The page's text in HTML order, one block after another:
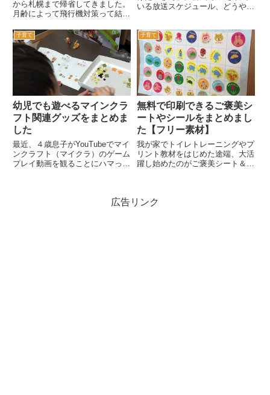
から札幌まで帰省してきました。
月齢によって飛行機対策って結構
今回はなかなかうまくいったの
で、成功した秘訣をメモしておき
ます。
いる放送スケジュール、どうやら
用記事を作成しています。これが
あると息子に「チョコン見たい」
などと言われたときに「何月何
日...
子育て
幼児でも遊べるマインクラ
フト関連グッズをまとめま
した
最近、４歳息子がYouTubeでマイ
ンクラフト（マイクラ）のゲーム
プレイ動画を観ることにハマって
が大好きなので、「低年齢でも遊
子育て
無料で印刷できるご褒美シ
ートやシールをまとめまし
た【フリー素材】
我が家でトイレトレーニングやプ
リント教材をはじめた途端、大活
躍し始めたのがご褒美シート＆シ
広告リンク